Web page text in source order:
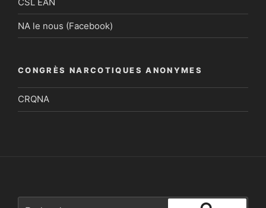
NA le nous (Facebook)
CONGRÈS NARCOTIQUES ANONYMES
CRQNA